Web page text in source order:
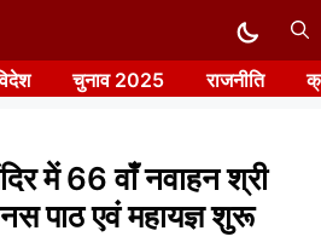
चुनाव 2025 राजनीति
में 66 वाँ नवाहन श्री
पाठ एवं महायज्ञ शुरू